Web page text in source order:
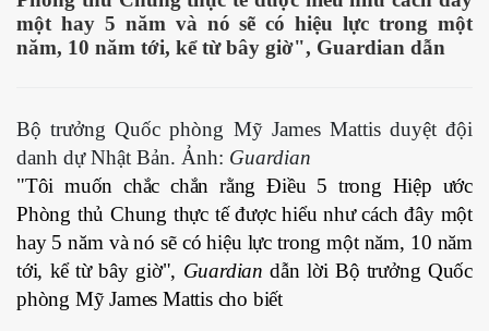
một hay 5 năm và nó sẽ có hiệu lực trong một
năm, 10 năm tới, kể từ bây giờ", Guardian dẫn
Bộ trưởng Quốc phòng Mỹ James Mattis duyệt đội
danh dự Nhật Bản. Ảnh: Guardian
"Tôi muốn chắc chắn rằng Điều 5 trong Hiệp ước
Phòng thủ Chung thực tế được hiểu như cách đây một
hay 5 năm và nó sẽ có hiệu lực trong một năm, 10 năm
tới, kể từ bây giờ", Guardian dẫn lời Bộ trưởng Quốc
phòng Mỹ James Mattis cho biết